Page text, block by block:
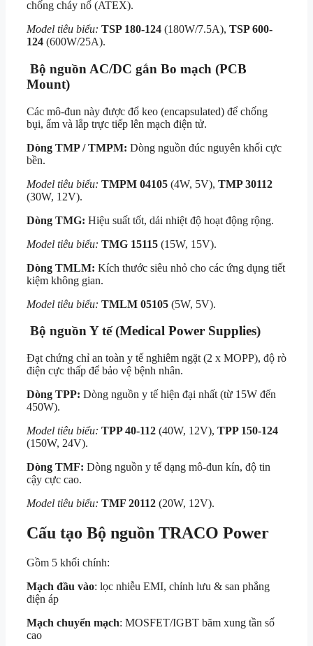
chống cháy nổ (ATEX).
Model tiêu biểu: TSP 180-124 (180W/7.5A), TSP 600-
124 (600W/25A).
Bộ nguồn AC/DC gắn Bo mạch (PCB
Mount)
Các mô-đun này được đổ keo (encapsulated) để chống
bụi, ẩm và lắp trực tiếp lên mạch điện tử.
Dòng TMP / TMPM: Dòng nguồn đúc nguyên khối cực
bền.
Model tiêu biểu: TMPM 04105 (4W, 5V), TMP 30112
(30W, 12V).
Dòng TMG: Hiệu suất tốt, dải nhiệt độ hoạt động rộng.
Model tiêu biểu: TMG 15115 (15W, 15V).
Dòng TMLM: Kích thước siêu nhỏ cho các ứng dụng tiết
kiệm không gian.
Model tiêu biểu: TMLM 05105 (5W, 5V).
Bộ nguồn Y tế (Medical Power Supplies)
Đạt chứng chỉ an toàn y tế nghiêm ngặt (2 x MOPP), độ rò
điện cực thấp để bảo vệ bệnh nhân.
Dòng TPP: Dòng nguồn y tế hiện đại nhất (từ 15W đến
450W).
Model tiêu biểu: TPP 40-112 (40W, 12V), TPP 150-124
(150W, 24V).
Dòng TMF: Dòng nguồn y tế dạng mô-đun kín, độ tin
cậy cực cao.
Model tiêu biểu: TMF 20112 (20W, 12V).
Cấu tạo Bộ nguồn TRACO Power
Gồm 5 khối chính:
Mạch đầu vào: lọc nhiễu EMI, chỉnh lưu & san phẳng
điện áp
Mạch chuyển mạch: MOSFET/IGBT băm xung tần số
cao